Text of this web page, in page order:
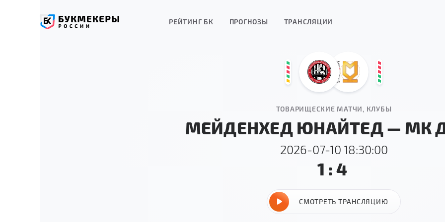
РЕЙТИНГ БК ПРОГНОЗЫ ТРАНСЛЯЦИИ
ТОВАРИЩЕСКИЕ МАТЧИ, КЛУБЫ
МЕЙДЕНХЕД ЮНАЙТЕД — МК
2026-07-10 18:30:00
1:4
СМОТРЕТЬ ТРАНСЛЯЦИЮ